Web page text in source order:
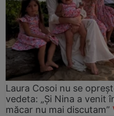
Laura Cosoi nu se
vedeta: „Și Nina a venit
măcar nu mai discutam”